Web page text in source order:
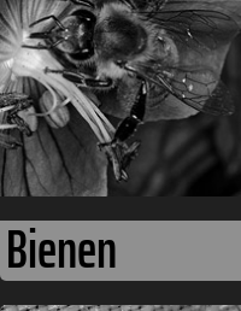
Bienen